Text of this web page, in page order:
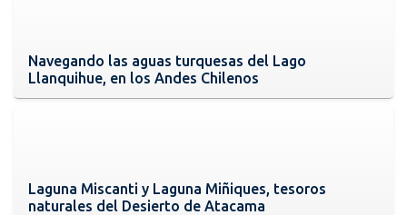
Navegando las aguas turquesas del Lago
Llanquihue, en los Andes Chilenos
Laguna Miscanti y Laguna Miñiques, tesoros
naturales del Desierto de Atacama